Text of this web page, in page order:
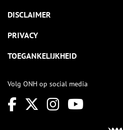
DISCLAIMER
PRIVACY
TOEGANKELIJKHEID
Volg ONH op social media